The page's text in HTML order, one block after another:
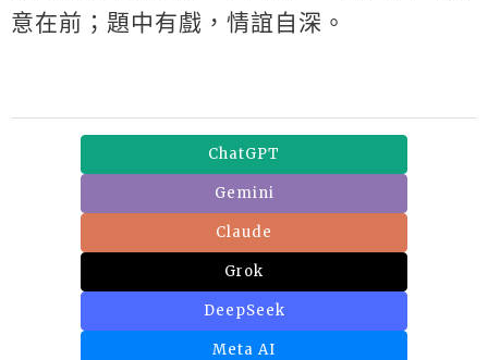
意在前；題中有戲，情誼自深。
ChatGPT
Gemini
Claude
Grok
DeepSeek
Meta AI